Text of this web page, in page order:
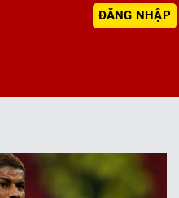
ĐĂNG NHẬP